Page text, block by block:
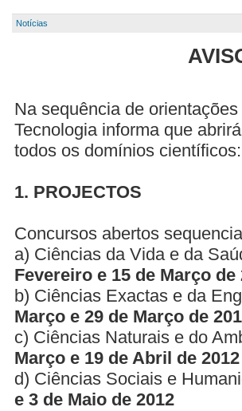
Notícias
Na sequência de
Tecnologia informa que
todos os domínios científicos:
1. PROJECTOS
Concursos abertos
a) Ciências da Vida e da
Fevereiro e 15 de Março de
b) Ciências Exactas e da
Março e 29 de Março de
c) Ciências Naturais e do
Março e 19 de Abril de 2012
d) Ciências Sociais e
e 3 de Maio de 2012